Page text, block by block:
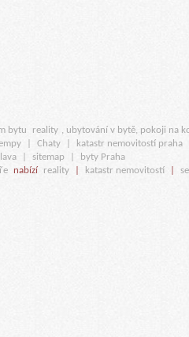
bytu reality
, ubytování v bytě, pokoji na
Chaty katastr nemovitostí praha
sitemap
byty Praha
nabízí reality katastr nemovitostí